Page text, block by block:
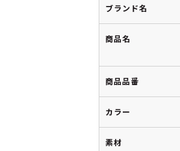
ブランド名
商品名
商品品番
カラー
素材